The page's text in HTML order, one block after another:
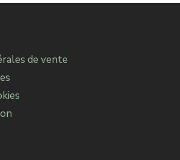
de vente